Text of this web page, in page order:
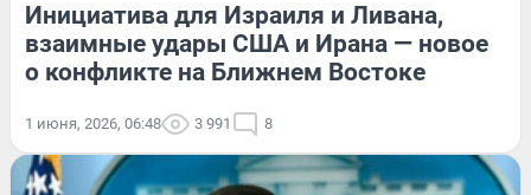
Инициатива для Израиля и Ливана,
взаимные удары США и Ирана — новое
о конфликте на Ближнем Востоке
1 июня, 2026, 06:48 3 991 8